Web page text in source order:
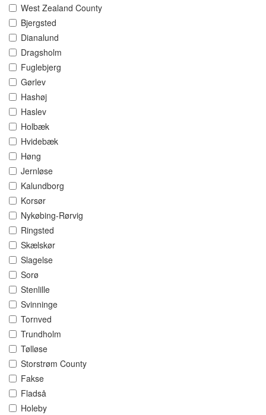
West Zealand County
Bjergsted
Dianalund
Dragsholm
Fuglebjerg
Gørlev
Hashøj
Haslev
Holbæk
Hvidebæk
Høng
Jernløse
Kalundborg
Korsør
Nykøbing-Rørvig
Ringsted
Skælskør
Slagelse
Sorø
Stenlille
Svinninge
Tornved
Trundholm
Tølløse
Storstrøm County
Fakse
Fladså
Holeby